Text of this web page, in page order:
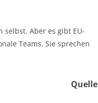
Aber es gibt EU-
Teams. Sie sprechen
Quelle